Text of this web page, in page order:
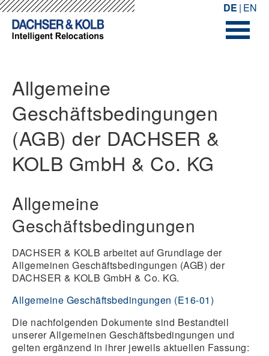
-->--> DE EN
Allgemeine
Geschäftsbedingungen
(AGB) der DACHSER &
KOLB GmbH & Co. KG
Allgemeine
Geschäftsbedingungen
DACHSER & KOLB arbeitet auf Grundlage der
Allgemeinen Geschäftsbedingungen (AGB) der
DACHSER & KOLB GmbH & Co. KG.
Allgemeine Geschäftsbedingungen (E16-01)
Die nachfolgenden Dokumente sind Bestandteil
unserer Allgemeinen Geschäftsbedingungen und
gelten ergänzend in ihrer jeweils aktuellen Fassung: